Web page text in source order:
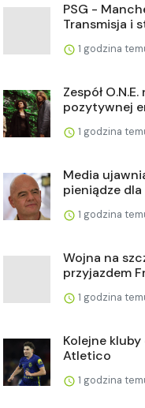
PSG -
Transmisja i
1 godzina
Zespół
pozytywnej
1 godzina
Media
pieniądze dla
1 godzina
Wojna na
przyjazdem
1 godzina
Kolejne
Atletico
1 godzina